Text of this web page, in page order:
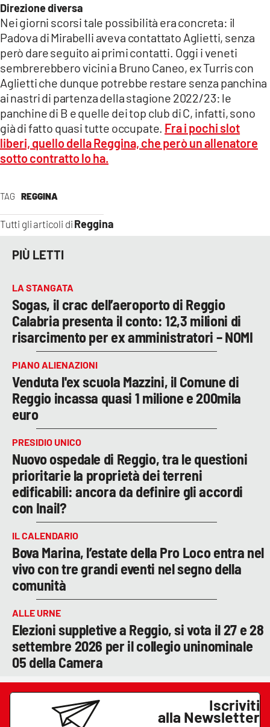
COSENZACHANNEL.IT
ILVIBONESE.IT
CATANZAROCHANNEL.IT
LACAPITALENEWS.IT
App
ANDROID
TAG REGGINA
Tutti gli articoli di Reggina
Direzione diversa
Nei giorni scorsi tale possibilità era concreta: il
Padova di Mirabelli aveva contattato Aglietti, senza
però dare seguito ai primi contatti. Oggi i veneti
sembrerebbero vicini a Bruno Caneo, ex Turris con
Aglietti che dunque potrebbe restare senza panchina
ai nastri di partenza della stagione 2022/23: le
panchine di B e quelle dei top club di C, infatti, sono
già di fatto quasi tutte occupate. Fra i pochi slot
liberi, quello della Reggina, che però un allenatore
sotto contratto lo ha.
PIÙ LETTI
LA STANGATA
Sogas, il crac dell’aeroporto di Reggio
Calabria presenta il conto: 12,3 milioni di
risarcimento per ex amministratori – NOMI
PIANO ALIENAZIONI
Venduta l'ex scuola Mazzini, il Comune di
Reggio incassa quasi 1 milione e 200mila
euro
PRESIDIO UNICO
Nuovo ospedale di Reggio, tra le questioni
prioritarie la proprietà dei terreni
edificabili: ancora da definire gli accordi
con Inail?
IL CALENDARIO
Bova Marina, l’estate della Pro Loco entra nel
vivo con tre grandi eventi nel segno della
comunità
ALLE URNE
Elezioni suppletive a Reggio, si vota il 27 e 28
settembre 2026 per il collegio uninominale
05 della Camera
Iscriviti
alla Newsletter